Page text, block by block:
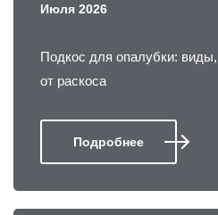
Июля 2026
Подкос для опалубки:
от раскоса
Подробнее